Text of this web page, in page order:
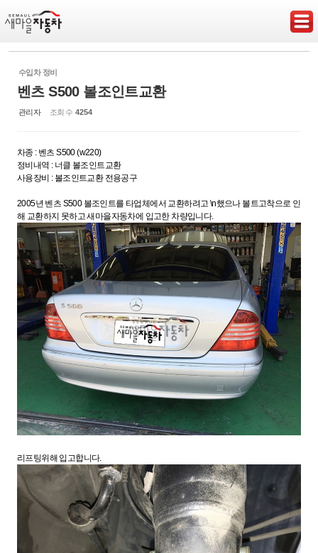
수입차 정비
벤츠 S500 볼조인트교환
관리자 조회 수 4254
차종 : 벤츠 S500 (w220)
정비내역 : 너클 볼조인트교환
사용장비 : 볼조인트교환 전용공구
2005년 벤츠 S500 볼조인트를 타업체에서 교환하려고 \n했으나 볼트고착으로 인
해 교환하지 못하고 새마을자동차에 입고한 차량입니다.
리프팅위해 입고합니다.
Sketchbook5, 스케치북5
Sketchbook5, 스케치북5